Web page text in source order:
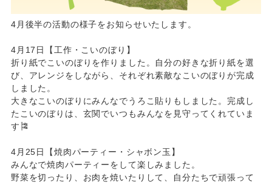
4月後半の活動の様子をお知らせいたします。
4月17日【工作・こいのぼり】
折り紙でこいのぼりを作りました。自分の好きな折り紙を選
び、アレンジをしながら、それぞれ素敵なこいのぼりが完成
しました。
大きなこいのぼりにみんなでうろこ貼りもしました。完成し
たこいのぼりは、玄関でいつもみんなを見守ってくれていま
す🎏
4月25日【焼肉パーティー・シャボン玉】
みんなで焼肉パーティーをして楽しみました。
野菜を切ったり、お肉を焼いたりして、自分たちで頑張って